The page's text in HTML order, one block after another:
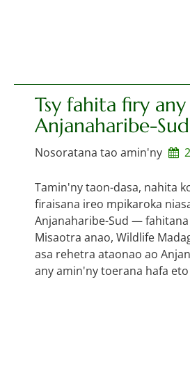
Tsy fahita firy any
Anjanaharibe-Sud
Nosoratana tao amin'ny
Tamin'ny taon-dasa, nahita
firaisana ireo mpikaroka
Anjanaharibe-Sud —
Misaotra anao, Wildlife
asa rehetra ataonao ao
any amin'ny toerana hafa